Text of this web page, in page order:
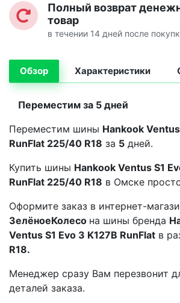
Полный возврат
товар
в течении 14 дней после
Обзор Характеристики
Переместим за 5 дней
Переместим шины Hankook
RunFlat 225/40 R18 за 5 дней.
Купить шины Hankook Ventus S1
RunFlat 225/40 R18 в Омске
Оформите заказ в интернет-
ЗелёноеКолесо на шины бренда
Ventus S1 Evo 3 K127B RunFlat в
R18.
Менеджер сразу Вам перезвонит
деталей заказа.